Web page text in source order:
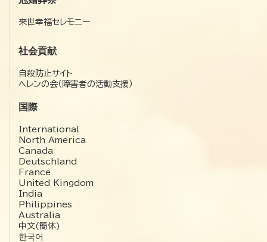
来世幸福セレモニー
社会貢献
自殺防止サイト
ヘレンの会（障害者の活動支援）
国際
International
North America
Canada
Deutschland
France
United Kingdom
India
Philippines
Australia
中文(簡体)
한국어